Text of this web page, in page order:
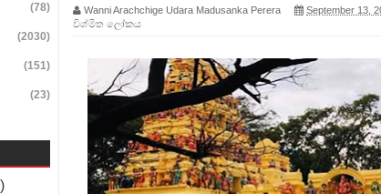
Sande Song Lyrics - ශ්වේත සඳේ ගීතයේ පද පෙළ
Giya Lyrics - මා ඉගිලී ගියා ගීතයේ පද පෙළ
Song Lyrics - රැස් බලන් ගීතයේ පද පෙළ
sihiyen Song Lyrics - හොද සිහියෙන් ගීතයේ පද පෙළ
Song Lyrics - අවංකෙන් ගීතයේ පද පෙළ
(78)
(2030)
(151)
(23)
Wanni Arachchige Udara Madusanka Perera September 13,
විශ්මිත ලෝකය